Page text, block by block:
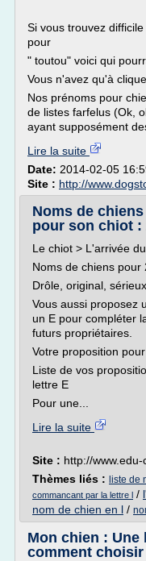
Si vous trouvez
pour
" toutou" voici qui
Vous n'avez qu'à
Nos prénoms pour
de listes farfelus (Ok,
ayant supposément
Lire la suite
Date: 2014-02-05
Site : http://
Noms de
pour son chiot :
Le chiot > L'arrivée
Noms de chiens
Drôle, original,
Vous aussi proposez
un E pour compléter
futurs propriétaires.
Votre proposition
Liste de vos
lettre E
Pour une...
Lire la suite
Site : http://
Thèmes liés : liste de
commancant par la lettre l /
nom de chien en l /
Mon chien : Une
comment choisir